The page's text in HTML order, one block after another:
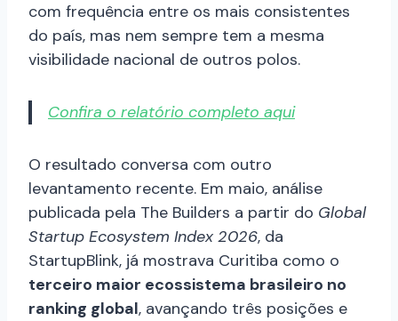
com frequência entre os mais consistentes
do país, mas nem sempre tem a mesma
visibilidade nacional de outros polos.
Confira o relatório completo aqui
O resultado conversa com outro
levantamento recente. Em maio, análise
publicada pela The Builders a partir do Global
Startup Ecosystem Index 2026, da
StartupBlink, já mostrava Curitiba como o
terceiro maior ecossistema brasileiro no
ranking global, avançando três posições e